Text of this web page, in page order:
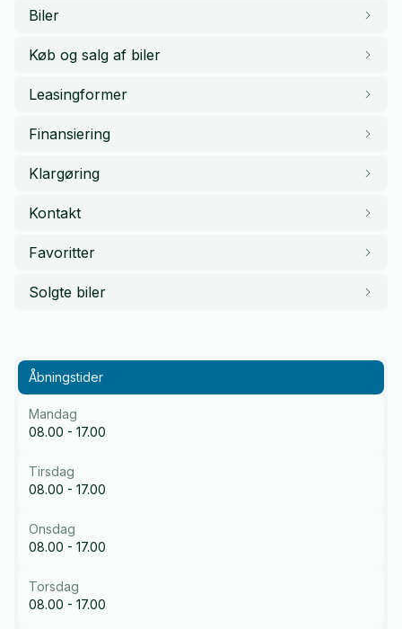
Biler
Køb og salg af biler
Leasingformer
Finansiering
Klargøring
Kontakt
Favoritter
Solgte biler
Åbningstider
Mandag
08.00 - 17.00
Tirsdag
08.00 - 17.00
Onsdag
08.00 - 17.00
Torsdag
08.00 - 17.00